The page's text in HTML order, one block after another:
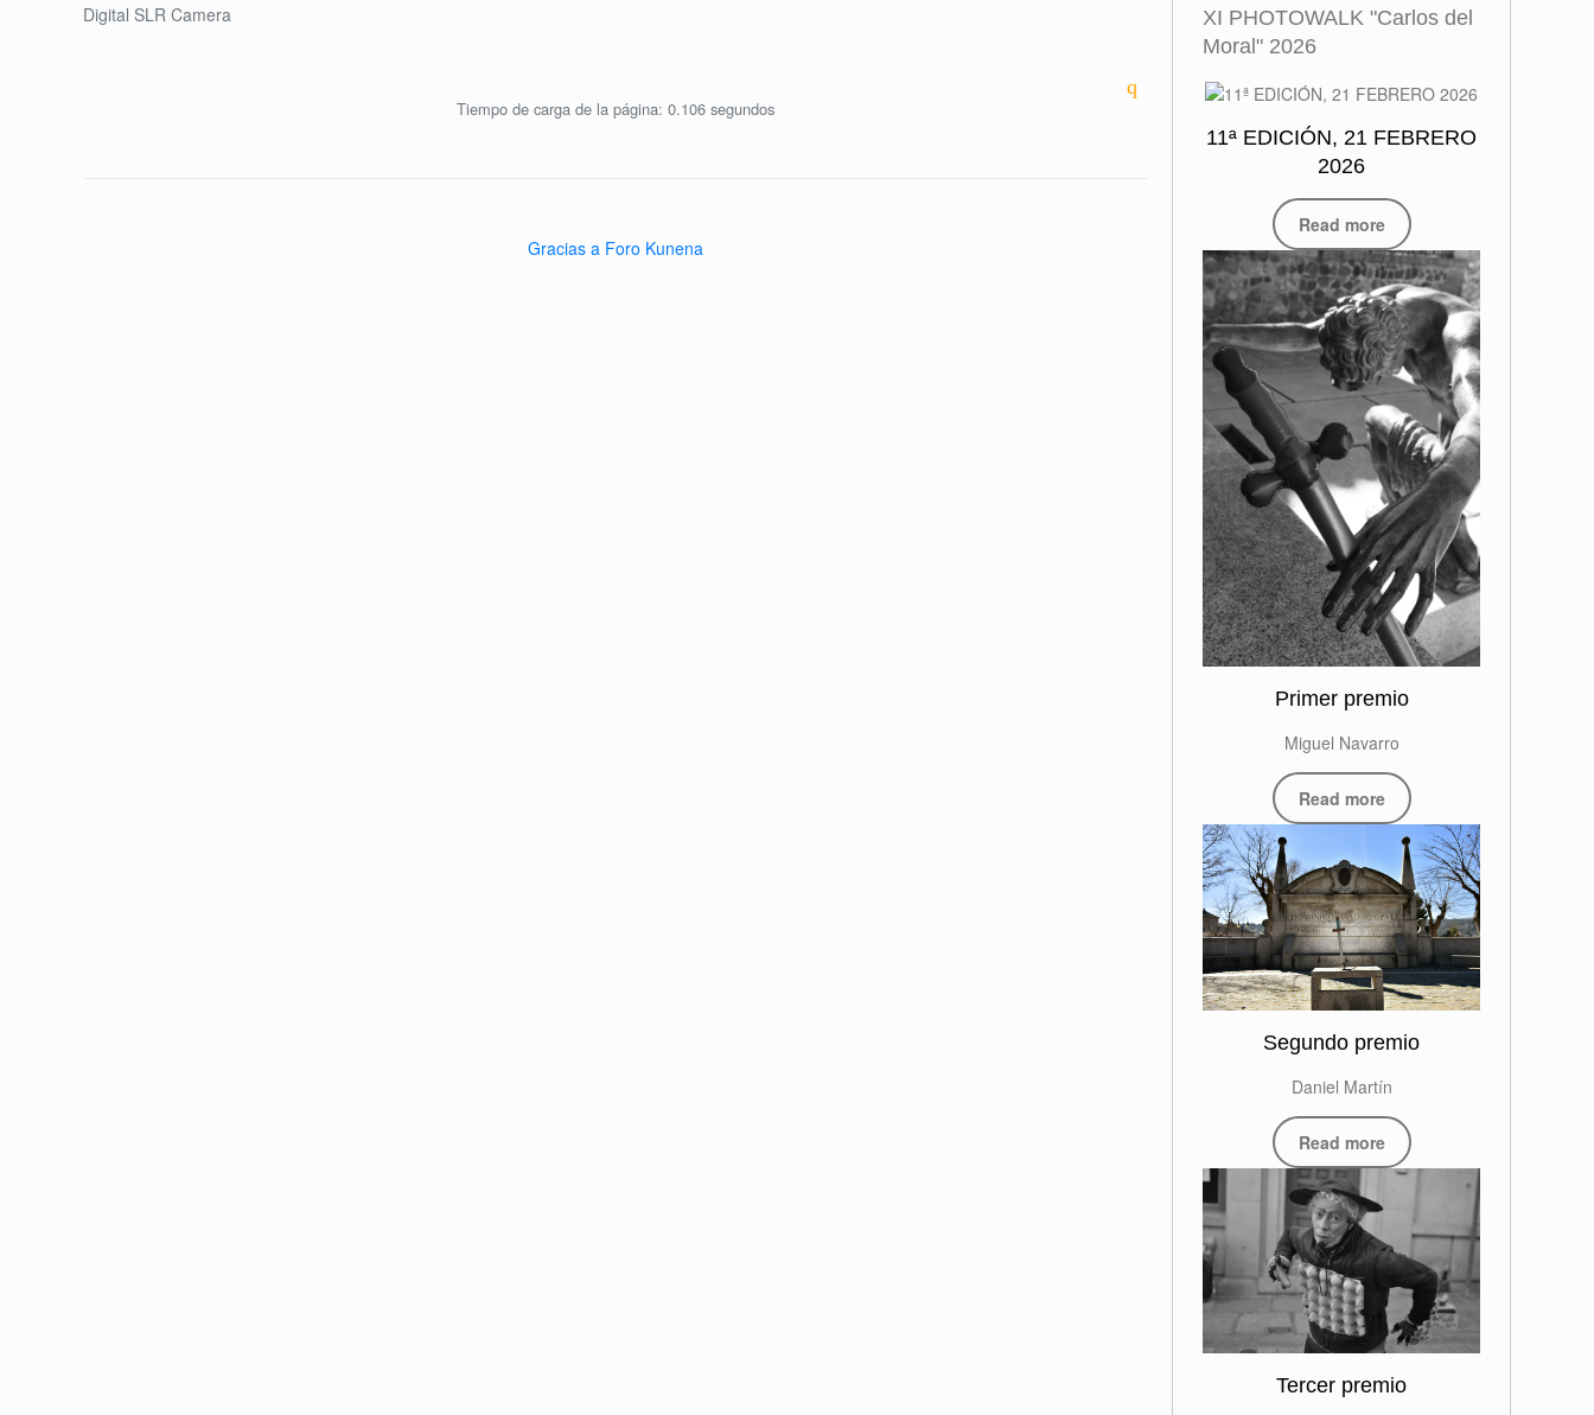
Digital SLR Camera
Tiempo de carga de la página: 0.106 segundos
Gracias a Foro Kunena
XI PHOTOWALK "Carlos del
Moral" 2026
11ª EDICIÓN, 21 FEBRERO
2026
Read more
Primer premio
Miguel Navarro
Read more
Segundo premio
Daniel Martín
Read more
Tercer premio